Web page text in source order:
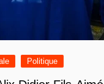
Politique